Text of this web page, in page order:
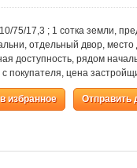
75/17,3 ; 1 сотка земли,
отдельный двор,
доступность, рядом
покупателя, цена
избранное Отправить